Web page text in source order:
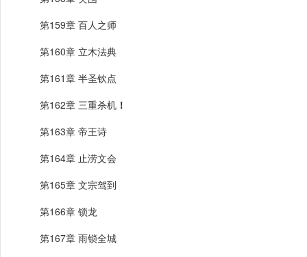
第159章 百人之师
第160章 立木法典
第161章 半圣钦点
第162章 三重杀机 ！
第163章 帝王诗
第164章 止涝文会
第165章 文宗驾到
第166章 锁龙
第167章 雨锁全城